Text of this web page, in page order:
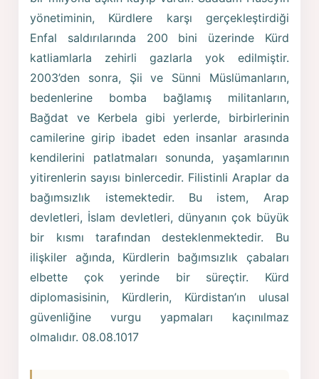
yönetiminin, Kürdlere karşı gerçekleştirdiği
Enfal saldırılarında 200 bini üzerinde Kürd
katliamlarla zehirli gazlarla yok edilmiştir.
2003’den sonra, Şii ve Sünni Müslümanların,
bedenlerine bomba bağlamış militanların,
Bağdat ve Kerbela gibi yerlerde, birbirlerinin
camilerine girip ibadet eden insanlar arasında
kendilerini patlatmaları sonunda, yaşamlarının
yitirenlerin sayısı binlercedir. Filistinli Araplar da
bağımsızlık istemektedir. Bu istem, Arap
devletleri, İslam devletleri, dünyanın çok büyük
bir kısmı tarafından desteklenmektedir. Bu
ilişkiler ağında, Kürdlerin bağımsızlık çabaları
elbette çok yerinde bir süreçtir. Kürd
diplomasisinin, Kürdlerin, Kürdistan’ın ulusal
güvenliğine vurgu yapmaları kaçınılmaz
olmalıdır. 08.08.1017